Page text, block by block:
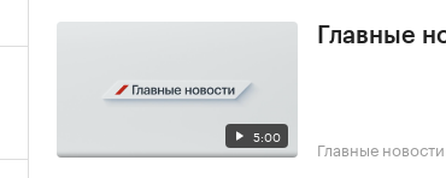
5:00
Главные
Главные новости